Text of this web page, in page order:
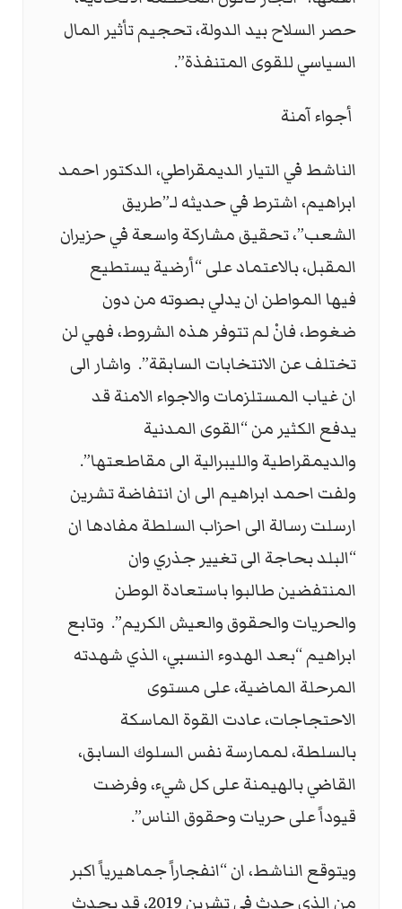
حصر السلاح بيد الدولة، تحجيم تأثير المال
السياسي للقوى المتنفذة”.
أجواء آمنة
الناشط في التيار الديمقراطي، الدكتور احمد
ابراهيم، اشترط في حديثه لـ”طريق
الشعب”، تحقيق مشاركة واسعة في حزيران
المقبل، بالاعتماد على “أرضية يستطيع
فيها المواطن ان يدلي بصوته من دون
ضغوط، فانْ لم تتوفر هذه الشروط، فهي لن
تختلف عن الانتخابات السابقة”. واشار الى
ان غياب المستلزمات والاجواء الامنة قد
يدفع الكثير من “القوى المدنية
والديمقراطية والليبرالية الى مقاطعتها”.
ولفت احمد ابراهيم الى ان انتفاضة تشرين
ارسلت رسالة الى احزاب السلطة مفادها ان
“البلد بحاجة الى تغيير جذري وان
المنتفضين طالبوا باستعادة الوطن
والحريات والحقوق والعيش الكريم”. وتابع
ابراهيم “بعد الهدوء النسبي، الذي شهدته
المرحلة الماضية، على مستوى
الاحتجاجات، عادت القوة الماسكة
بالسلطة، لممارسة نفس السلوك السابق،
القاضي بالهيمنة على كل شيء، وفرضت
قيوداً على حريات وحقوق الناس”.
ويتوقع الناشط، ان “انفجاراً جماهيرياً اكبر
من الذي حدث في تشرين 2019، قد يحدث